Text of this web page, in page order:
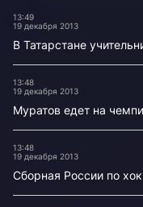
13:49
19 декабря 2013
В Татарстане
13:48
19 декабря 2013
Муратов едет на
13:48
19 декабря 2013
Сборная России по